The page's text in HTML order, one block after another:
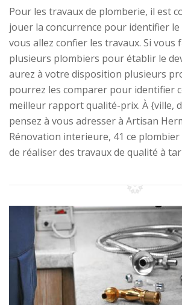
Pour les travaux de plomberie, il est
jouer la concurrence pour identifier
vous allez confier les travaux. Si vous
plusieurs plombiers pour établir le
aurez à votre disposition plusieurs
pourrez les comparer pour identifier
meilleur rapport qualité-prix. À {ville,
pensez à vous adresser à Artisan
Rénovation interieure, 41 ce
de réaliser des travaux de qualité à